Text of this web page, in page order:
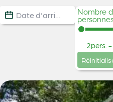
Dates de disponibilité
Date
Catégorie
Nombre
Nombre
2pers.